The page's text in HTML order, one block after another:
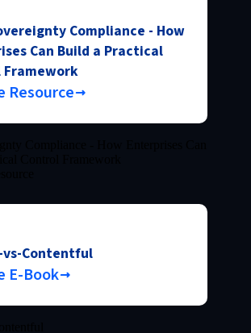
Compliance - How
Can Build a Practical
Framework
Resource
Contentful
E-Book